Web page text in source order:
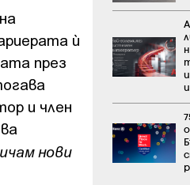
ѝ
през
и член
нови